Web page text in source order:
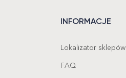
INFORMACJE
Lokalizator sklepów
FAQ